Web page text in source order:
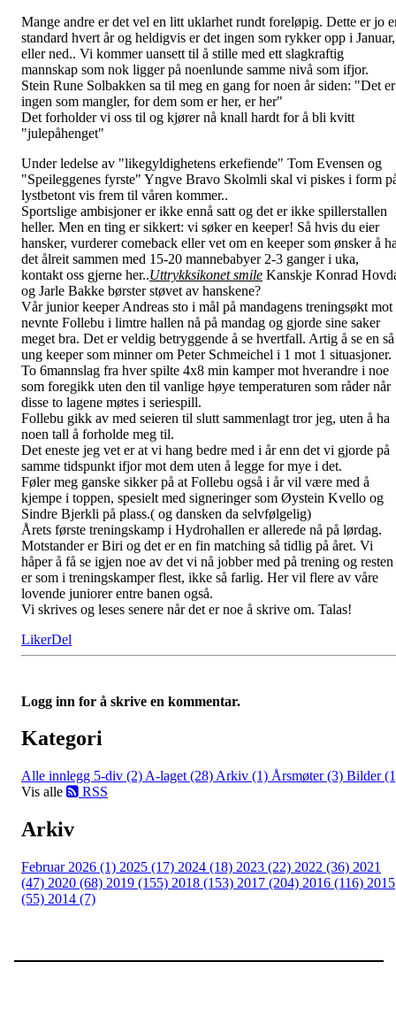
Mange andre er det vel en litt uklarhet rundt foreløpig. Dette er jo
standard hvert år og heldigvis er det ingen som rykker opp i Januar,
eller ned.. Vi kommer uansett til å stille med ett slagkraftig
mannskap som nok ligger på noenlunde samme nivå som ifjor.
Stein Rune Solbakken sa til meg en gang for noen år siden: "Det er
ingen som mangler, for dem som er her, er her"
Det forholder vi oss til og kjører nå knall hardt for å bli kvitt
"julepåhenget"
Under ledelse av "likegyldighetens erkefiende" Tom Evensen og
"Speileggenes fyrste" Yngve Bravo Skolmli skal vi piskes i form
lystbetont vis frem til våren kommer..
Sportslige ambisjoner er ikke ennå satt og det er ikke spillerstallen
heller. Men en ting er sikkert: vi søker en keeper! Så hvis du eier
hansker, vurderer comeback eller vet om en keeper som ønsker å
det ålreit sammen med 15-20 mannebabyer 2-3 ganger i uka,
kontakt oss gjerne her..Uttrykksikonet smile Kanskje Konrad
og Jarle Bakke børster støvet av hanskene?
Vår junior keeper Andreas sto i mål på mandagens treningsøkt mot
nevnte Follebu i limtre hallen nå på mandag og gjorde sine saker
meget bra. Det er veldig betryggende å se hvertfall. Artig å se en så
ung keeper som minner om Peter Schmeichel i 1 mot 1 situasjoner.
To 6mannslag fra hver spilte 4x8 min kamper mot hverandre i noe
som foregikk uten den til vanlige høye temperaturen som råder når
disse to lagene møtes i seriespill.
Follebu gikk av med seieren til slutt sammenlagt tror jeg, uten å ha
noen tall å forholde meg til.
Det eneste jeg vet er at vi hang bedre med i år enn det vi gjorde på
samme tidspunkt ifjor mot dem uten å legge for mye i det.
Føler meg ganske sikker på at Follebu også i år vil være med å
kjempe i toppen, spesielt med signeringer som Øystein Kvello og
Sindre Bjerkli på plass.( og dansken da selvfølgelig)
Årets første treningskamp i Hydrohallen er allerede nå på lørdag.
Motstander er Biri og det er en fin matching så tidlig på året. Vi
håper å få se igjen noe av det vi nå jobber med på trening og resten
er som i treningskamper flest, ikke så farlig. Her vil flere av våre
lovende juniorer entre banen også.
Vi skrives og leses senere når det er noe å skrive om. Talas!
LikerDel
Logg inn for å skrive en kommentar.
Kategori
Alle innlegg 5-div (2) A-laget (28) Arkiv (1) Årsmøter (3) Bilder
Vis alle
RSS
Arkiv
Februar 2026 (1) 2025 (17) 2024 (18) 2023 (22) 2022 (36) 2021
(47) 2020 (68) 2019 (155) 2018 (153) 2017 (204) 2016 (116) 2015
(55) 2014 (7)